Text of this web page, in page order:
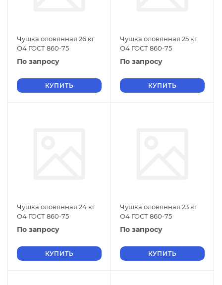
Чушка оловянная 26 кг
О4 ГОСТ 860-75
По запросу
КУПИТЬ
Чушка оловянная 25 кг
О4 ГОСТ 860-75
По запросу
КУПИТЬ
Чушка оловянная 24 кг
О4 ГОСТ 860-75
По запросу
КУПИТЬ
Чушка оловянная 23 кг
О4 ГОСТ 860-75
По запросу
КУПИТЬ